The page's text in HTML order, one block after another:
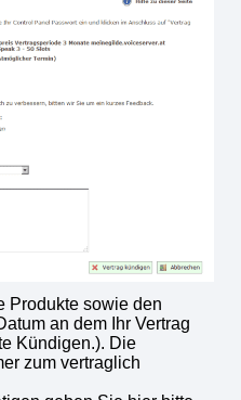
Produkte sowie den
an dem Ihr Vertrag
Kündigen.). Die
zum vertraglich